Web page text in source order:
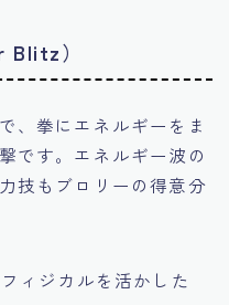
Blitz）
、拳にエネルギーをま
です。エネルギー波の
技もブロリーの得意分
ィジカルを活かした